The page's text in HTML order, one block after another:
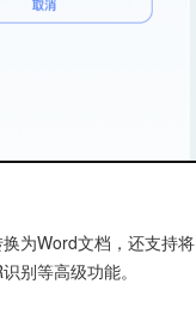
为Word文档，还支持将
别等高级功能。